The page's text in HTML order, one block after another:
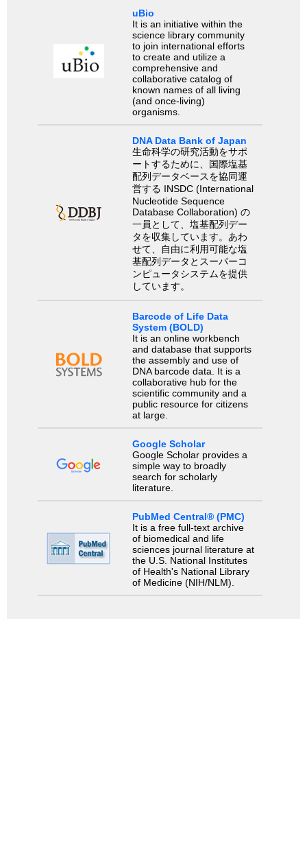
uBio
It is an initiative within the
science library community
to join international efforts
to create and utilize a
comprehensive and
collaborative catalog of
known names of all living
(and once-living)
organisms.
DNA Data Bank of Japan
生命科学の研究活動をサポ
ートするために、国際塩基
配列データベースを協同運
営する INSDC (International
Nucleotide Sequence
Database Collaboration) の
一員として、塩基配列デー
タを収集しています。あわ
せて、自由に利用可能な塩
基配列データとスーパーコ
ンピュータシステムを提供
しています。
Barcode of Life Data
System (BOLD)
It is an online workbench
and database that supports
the assembly and use of
DNA barcode data. It is a
collaborative hub for the
scientific community and a
public resource for citizens
at large.
Google Scholar
Google Scholar provides a
simple way to broadly
search for scholarly
literature.
PubMed Central® (PMC)
It is a free full-text archive
of biomedical and life
sciences journal literature at
the U.S. National Institutes
of Health's National Library
of Medicine (NIH/NLM).